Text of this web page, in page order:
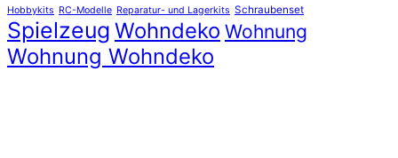
Hobbykits RC-Modelle Reparatur- und Lagerkits Schraubenset
Spielzeug Wohndeko Wohnung
Wohnung Wohndeko